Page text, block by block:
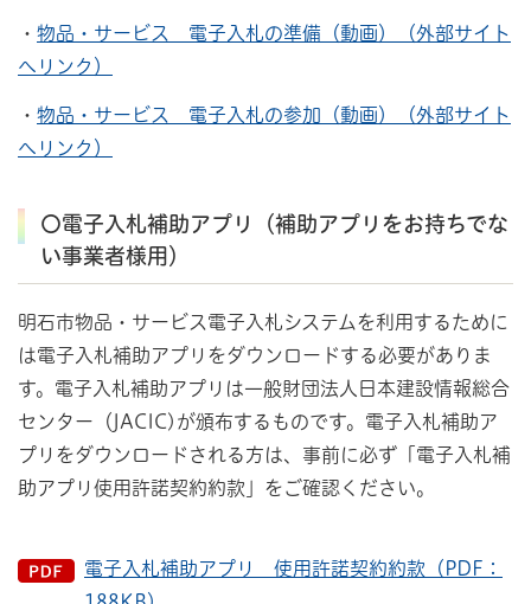
・ 物品・サービス 電子入札の準備（動画）（外部サイト
へリンク）
・ 物品・サービス 電子入札の参加（動画）（外部サイト
へリンク）
〇電子入札補助アプリ（補助アプリをお持ちでな
い事業者様用）
明石市物品・サービス電子入札システムを利用するために
は電子入札補助アプリをダウンロードする必要がありま
す。電子入札補助アプリは一般財団法人日本建設情報総合
センター（JACIC)が頒布するものです。電子入札補助ア
プリをダウンロードされる方は、事前に必ず「電子入札補
助アプリ使用許諾契約約款」をご確認ください。
電子入札補助アプリ 使用許諾契約約款（PDF：